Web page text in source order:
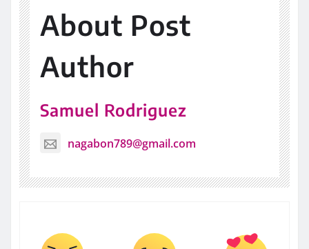
About Post
Author
Samuel Rodriguez
nagabon789@gmail.com